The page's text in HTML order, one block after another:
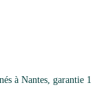
à Nantes, garantie 1